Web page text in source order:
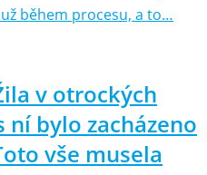
během procesu, a to…
v otrockých
ní bylo zacházeno
vše musela